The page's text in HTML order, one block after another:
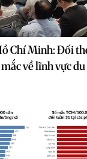
Chí Minh: Đối
về lĩnh vực